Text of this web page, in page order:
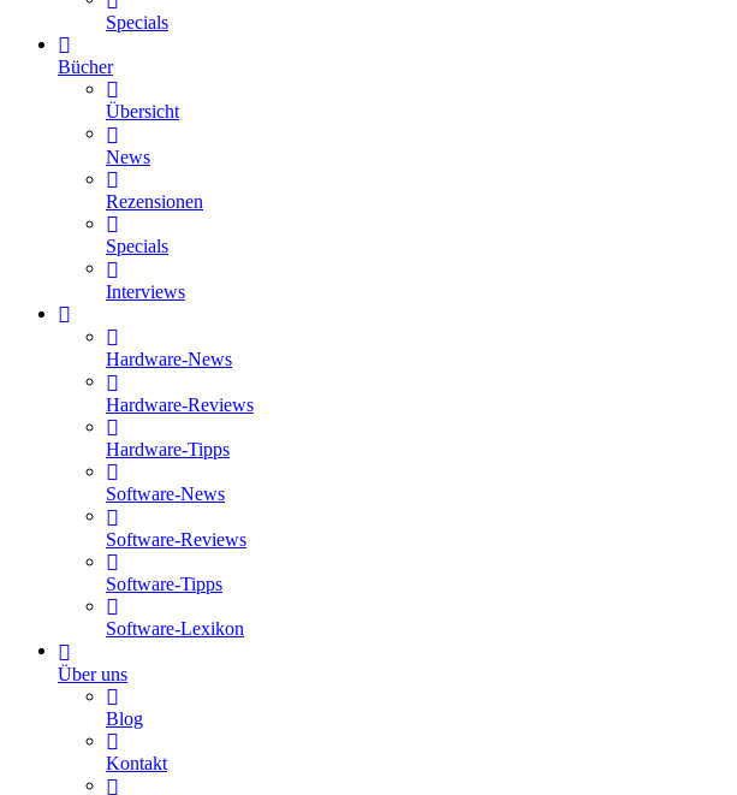
Specials
Bücher
Übersicht
News
Rezensionen
Specials
Interviews
Hardware-News
Hardware-Reviews
Hardware-Tipps
Software-News
Software-Reviews
Software-Tipps
Software-Lexikon
Über uns
Blog
Kontakt